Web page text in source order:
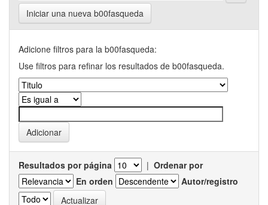
Iniciar una nueva b00fasqueda
Adicione filtros para la b00fasqueda:
Use filtros para refinar los resultados de b00fasqueda.
Resultados por página | Ordenar por
En orden
Autor/registro